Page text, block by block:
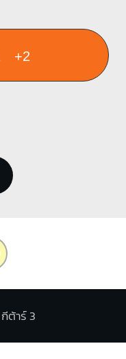
+2
กีต้าร์ 3